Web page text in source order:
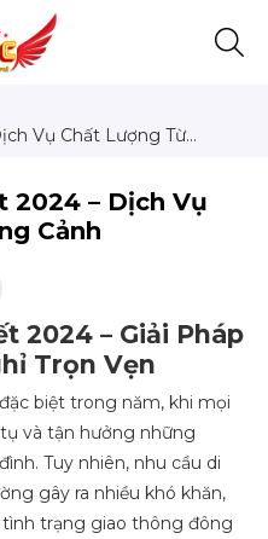
Vụ Chất Lượng Từ
2024 – Dịch Vụ
Cảnh
2024 – Giải Pháp
Trọn Vẹn
biệt trong năm, khi mọi
và tận hưởng những
Tuy nhiên, nhu cầu di
gây ra nhiều khó khăn,
trạng giao thông đông